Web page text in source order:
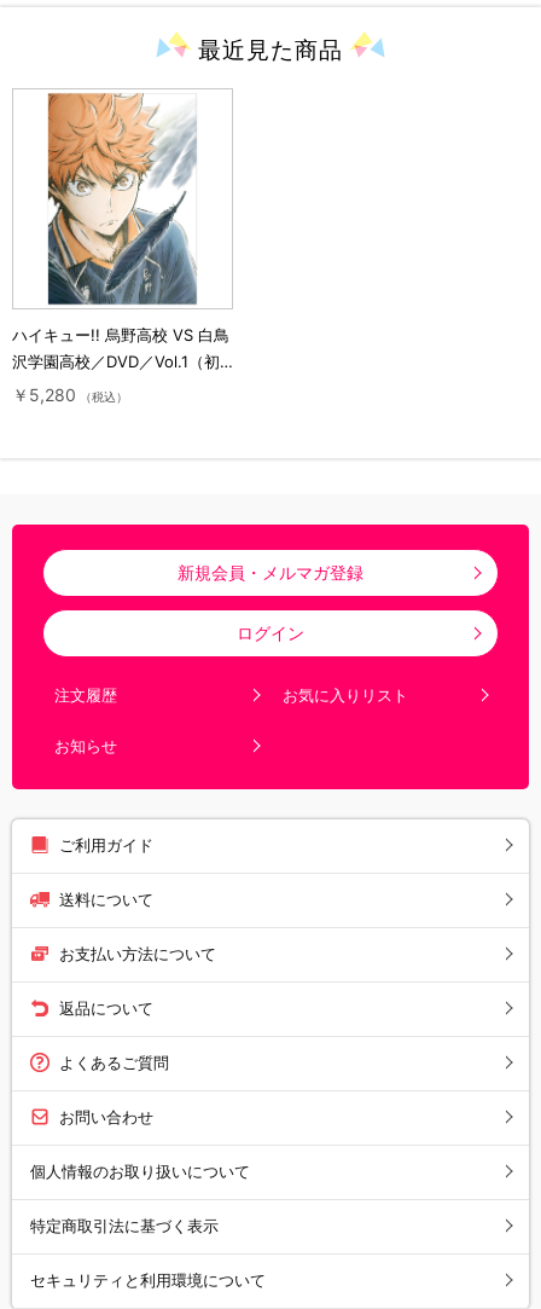
最近見た商品
ハイキュー!! 烏野高校 VS 白鳥
沢学園高校／DVD／Vol.1（初
回生産限定版）
￥5,280 （税込）
新規会員・メルマガ登録
ログイン
注文履歴 お気に入りリスト
お知らせ
ご利用ガイド
送料について
お支払い方法について
返品について
よくあるご質問
お問い合わせ
個人情報のお取り扱いについて
特定商取引法に基づく表示
セキュリティと利用環境について